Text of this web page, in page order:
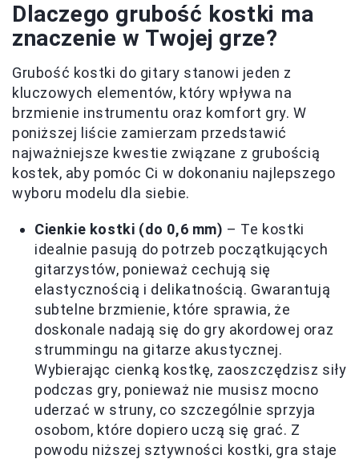
Dlaczego grubość kostki ma
znaczenie w Twojej grze?
Grubość kostki do gitary stanowi jeden z
kluczowych elementów, który wpływa na
brzmienie instrumentu oraz komfort gry. W
poniższej liście zamierzam przedstawić
najważniejsze kwestie związane z grubością
kostek, aby pomóc Ci w dokonaniu najlepszego
wyboru modelu dla siebie.
Cienkie kostki (do 0,6 mm) – Te kostki
idealnie pasują do potrzeb początkujących
gitarzystów, ponieważ cechują się
elastycznością i delikatnością. Gwarantują
subtelne brzmienie, które sprawia, że
doskonale nadają się do gry akordowej oraz
strummingu na gitarze akustycznej.
Wybierając cienką kostkę, zaoszczędzisz siły
podczas gry, ponieważ nie musisz mocno
uderzać w struny, co szczególnie sprzyja
osobom, które dopiero uczą się grać. Z
powodu niższej sztywności kostki, gra staje